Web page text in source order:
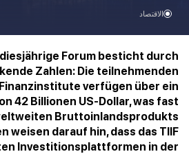
الاقتصاد
diesjährige Forum besticht durch
Zahlen: Die teilnehmenden
verfügen über ein
42 Billionen US-Dollar, was fast
Bruttoinlandsprodukts
weisen darauf hin, dass das TIIF
Investitionsplattformen in der